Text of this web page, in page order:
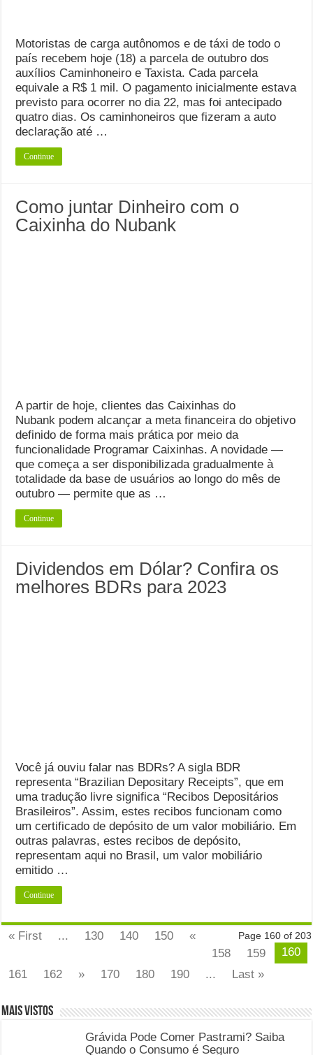
Motoristas de carga autônomos e de táxi de todo o
país recebem hoje (18) a parcela de outubro dos
auxílios Caminhoneiro e Taxista. Cada parcela
equivale a R$ 1 mil. O pagamento inicialmente estava
previsto para ocorrer no dia 22, mas foi antecipado
quatro dias. Os caminhoneiros que fizeram a auto
declaração até …
Continue
Como juntar Dinheiro com o
Caixinha do Nubank
A partir de hoje, clientes das Caixinhas do
Nubank podem alcançar a meta financeira do objetivo
definido de forma mais prática por meio da
funcionalidade Programar Caixinhas. A novidade —
que começa a ser disponibilizada gradualmente à
totalidade da base de usuários ao longo do mês de
outubro — permite que as …
Continue
Dividendos em Dólar? Confira os
melhores BDRs para 2023
Você já ouviu falar nas BDRs? A sigla BDR
representa “Brazilian Depositary Receipts”, que em
uma tradução livre significa “Recibos Depositários
Brasileiros”. Assim, estes recibos funcionam como
um certificado de depósito de um valor mobiliário. Em
outras palavras, estes recibos de depósito,
representam aqui no Brasil, um valor mobiliário
emitido …
Continue
Page 160 of 203
« First ... 130 140 150
«
158
159
160
161
162 » 170 180 190 ... Last »
Mais Vistos
Grávida Pode Comer Pastrami? Saiba
Quando o Consumo é Seguro